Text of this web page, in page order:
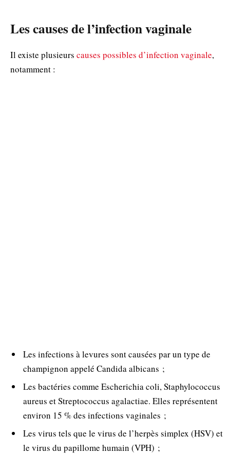
Les causes de l’infection vaginale
Il existe plusieurs causes possibles d’infection vaginale,
notamment :
Les infections à levures sont causées par un type de
champignon appelé Candida albicans ;
Les bactéries comme Escherichia coli, Staphylococcus
aureus et Streptococcus agalactiae. Elles représentent
environ 15 % des infections vaginales ;
Les virus tels que le virus de l’herpès simplex (HSV) et
le virus du papillome humain (VPH) ;